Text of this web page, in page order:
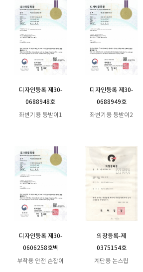
디자인등록 제30-
0688948호
좌변기용 등받이1
디자인등록 제30-
0688949호
좌변기용 등받이2
디자인등록 제30-
0606258호벽
부착용 안전 손잡이
의장등록-제
0375154호
계단용 논스립